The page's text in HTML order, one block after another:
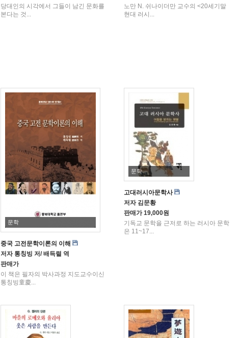
당대인의 시각에서 그들이 남긴 문화를
본다는 것...
노만 N. 쉬나이더만 교수의 <20세기말
현대 러시...
문학
중국 고전문학이론의 이해
저자통칭빙 저/ 배득렬 역
판매가
이 책은 필자의 박사과정 지도교수이신
통칭빙童慶...
문학
고대러시아문학사
저자김문황
판매가19,000원
기독교 문학을 근저로 하는 러시아 문학
은 11~17...